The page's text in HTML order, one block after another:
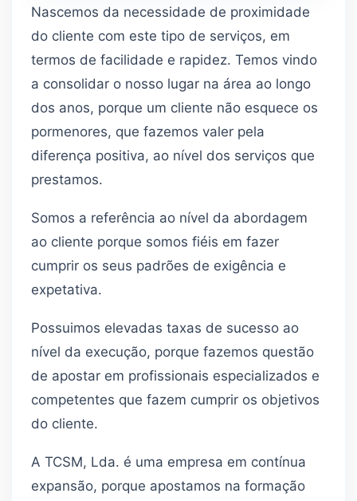
Nascemos da necessidade de proximidade
do cliente com este tipo de serviços, em
termos de facilidade e rapidez. Temos vindo
a consolidar o nosso lugar na área ao longo
dos anos, porque um cliente não esquece os
pormenores, que fazemos valer pela
diferença positiva, ao nível dos serviços que
prestamos.
Somos a referência ao nível da abordagem
ao cliente porque somos fiéis em fazer
cumprir os seus padrões de exigência e
expetativa.
Possuimos elevadas taxas de sucesso ao
nível da execução, porque fazemos questão
de apostar em profissionais especializados e
competentes que fazem cumprir os objetivos
do cliente.
A TCSM, Lda. é uma empresa em contínua
expansão, porque apostamos na formação